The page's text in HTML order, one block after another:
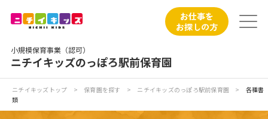
小規模保育事業（認可）
ニチイキッズのっぽろ駅前保育園
お仕事を
お探しの方
ニチイが大切にしていること
ニチイキッズトップ > 保育園を探す > ニチイキッズのっぽろ駅前保育園 >
各種書
類